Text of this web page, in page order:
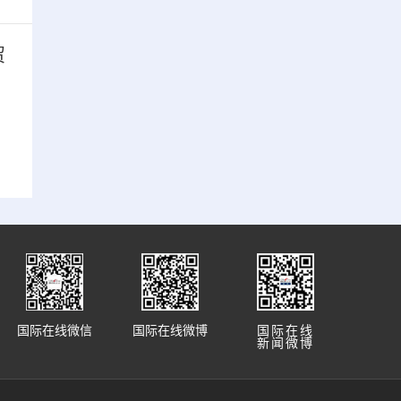
国际在线
新闻微博
国际在线微博
国际在线微信